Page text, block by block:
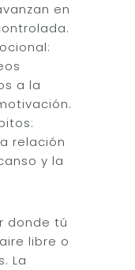
en
a la
relación
y la
donde tú
libre o
La